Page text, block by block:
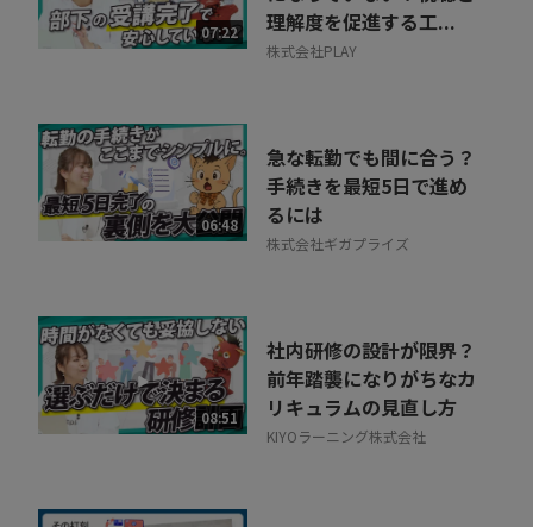
07:22
理解度を促進する工...
株式会社PLAY
06:48
急な転勤でも間に合う？
手続きを最短5日で進め
るには
株式会社ギガプライズ
08:51
社内研修の設計が限界？
前年踏襲になりがちなカ
リキュラムの見直し方
KIYOラーニング株式会社